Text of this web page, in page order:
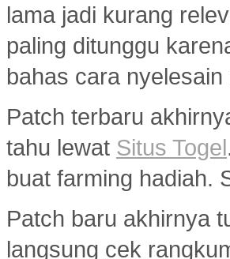
lama jadi kurang
paling ditunggu
bahas cara
Patch terbaru
tahu lewat Situs Togel
buat farming hadiah.
Patch baru akhirnya
langsung cek